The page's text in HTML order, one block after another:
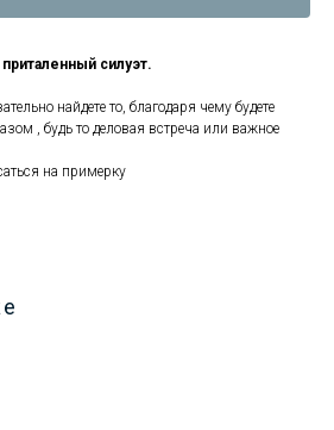
силуэт.
найдете то, благодаря чему будете
, будь то деловая встреча или важное
на примерку